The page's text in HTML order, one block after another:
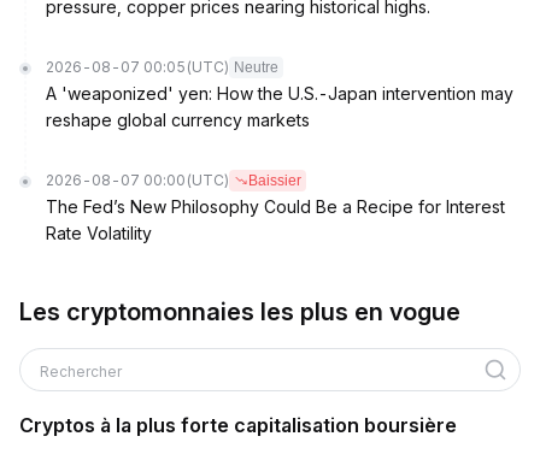
pressure, copper prices nearing historical highs.
2026-08-07 00:05 (UTC) Neutre
A 'weaponized' yen: How the U.S.-Japan intervention may
reshape global currency markets
2026-08-07 00:00 (UTC) Baissier
The Fed’s New Philosophy Could Be a Recipe for Interest
Rate Volatility
Les cryptomonnaies les plus en vogue
Rechercher
Cryptos à la plus forte capitalisation boursière